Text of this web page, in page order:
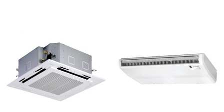
₫ 29.000.000.
₫ 39.800.000.